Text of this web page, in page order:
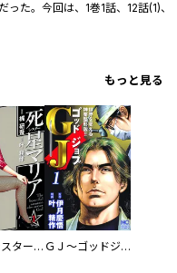
た。今回は、1巻1話、12話(1)、
もっと見る
死星（シスター）マリア ＧＪ～ゴッドジョブ